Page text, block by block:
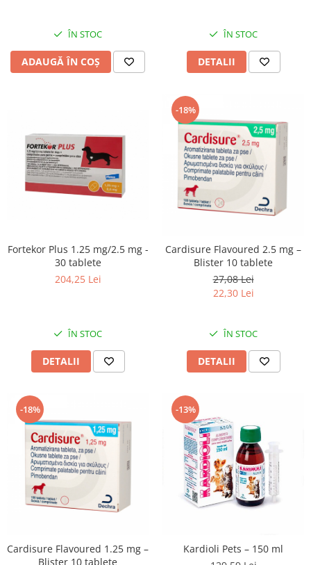
ÎN STOC
ADAUGĂ ÎN COȘ
ÎN STOC
DETALII
Fortekor Plus 1.25 mg/2.5 mg -
30 tablete
204,25 Lei
ÎN STOC
DETALII
-18%
Cardisure Flavoured 2.5 mg –
Blister 10 tablete
27,08 Lei
22,30 Lei
ÎN STOC
DETALII
-18%
Cardisure Flavoured 1.25 mg –
Blister 10 tablete
-13%
Kardioli Pets – 150 ml